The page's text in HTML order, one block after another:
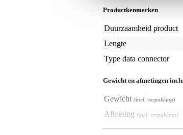
Productkenmerken
Duurzaamheid product
Lengte
Type data connector
Gewicht en afmetingen
Gewicht (incl. verpakking)
Afmeting (incl. verpakking)